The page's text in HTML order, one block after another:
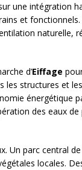
une intégration
et
naturelle,
d’Eiffage
structures et
énergétique
des eaux
Un parc central
locales.